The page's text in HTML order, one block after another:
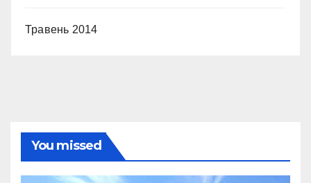
Травень 2014
You missed